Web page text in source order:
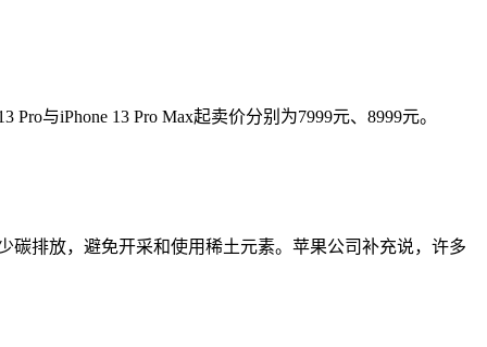
与iPhone 13 Pro Max起卖价分别为7999元、8999元。
碳排放，避免开采和使用稀土元素。苹果公司补充说，许多